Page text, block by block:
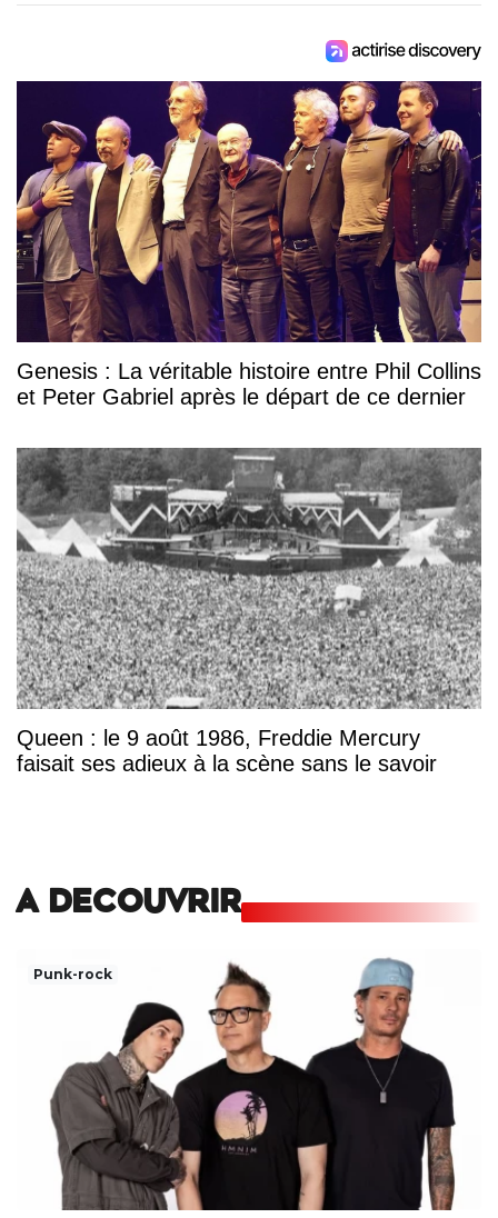
Genesis : La véritable histoire entre Phil Collins
et Peter Gabriel après le départ de ce dernier
Queen : le 9 août 1986, Freddie Mercury
faisait ses adieux à la scène sans le savoir
A DECOUVRIR
Punk-rock